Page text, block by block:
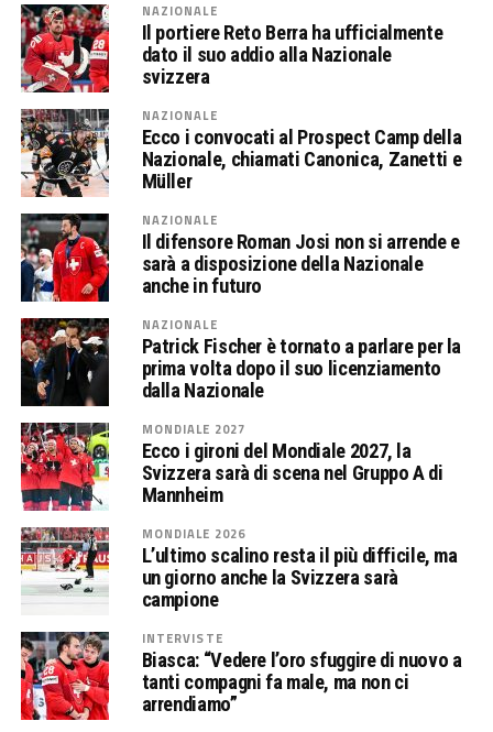
NAZIONALE
Il portiere Reto Berra ha ufficialmente
dato il suo addio alla Nazionale
svizzera
NAZIONALE
Ecco i convocati al Prospect Camp della
Nazionale, chiamati Canonica, Zanetti e
Müller
NAZIONALE
Il difensore Roman Josi non si arrende e
sarà a disposizione della Nazionale
anche in futuro
NAZIONALE
Patrick Fischer è tornato a parlare per la
prima volta dopo il suo licenziamento
dalla Nazionale
MONDIALE 2027
Ecco i gironi del Mondiale 2027, la
Svizzera sarà di scena nel Gruppo A di
Mannheim
MONDIALE 2026
L’ultimo scalino resta il più difficile, ma
un giorno anche la Svizzera sarà
campione
INTERVISTE
Biasca: “Vedere l’oro sfuggire di nuovo a
tanti compagni fa male, ma non ci
arrendiamo”